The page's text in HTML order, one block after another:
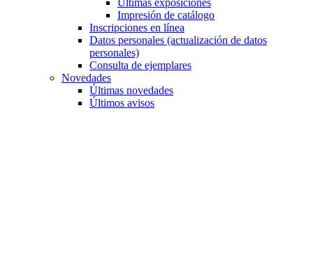
Últimas exposiciones
Impresión de catálogo
Inscripciones en línea
Datos personales (actualización de datos
personales)
Consulta de ejemplares
Novedades
Últimas novedades
Últimos avisos